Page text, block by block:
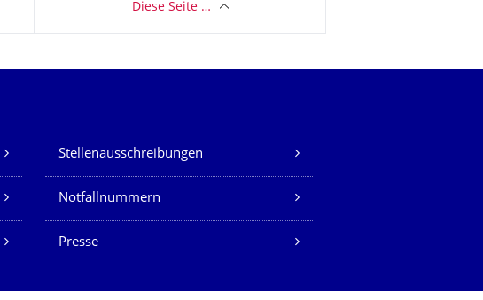
Diese Seite …
Stellenausschreibungen
Notfallnummern
Presse